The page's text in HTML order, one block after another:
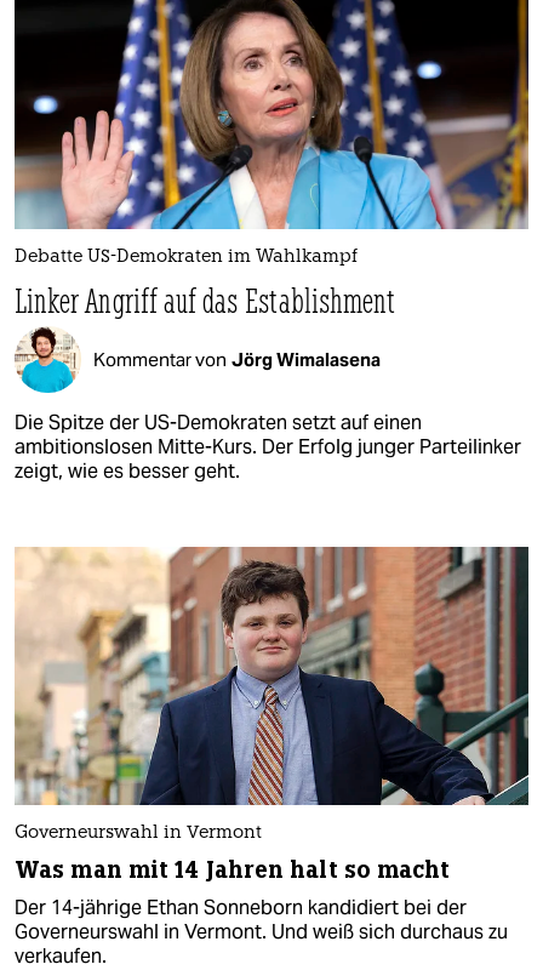
Debatte US-Demokraten im Wahlkampf
Linker Angriff auf das Establishment
Kommentar von Jörg Wimalasena
Die Spitze der US-Demokraten setzt auf einen
ambitionslosen Mitte-Kurs. Der Erfolg junger Parteilinker
zeigt, wie es besser geht.
Governeurswahl in Vermont
Was man mit 14 Jahren halt so macht
Der 14-jährige Ethan Sonneborn kandidiert bei der
Governeurswahl in Vermont. Und weiß sich durchaus zu
verkaufen.